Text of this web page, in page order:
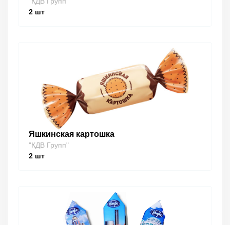
2 шт
Яшкинская картошка
"КДВ Групп"
2 шт